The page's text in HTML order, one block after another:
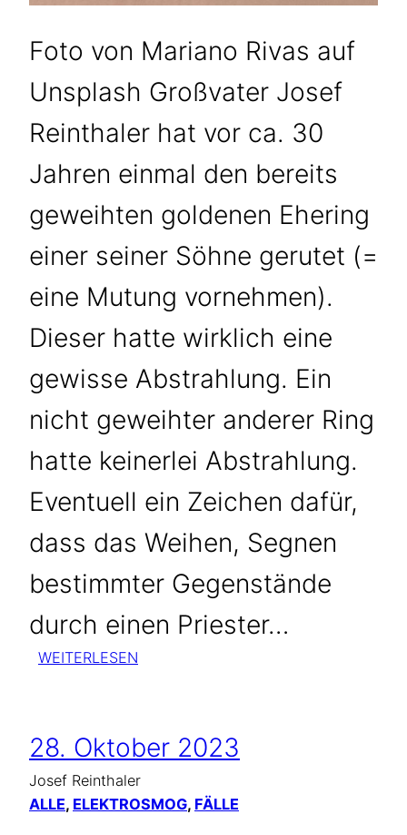
Foto von Mariano Rivas auf
Unsplash Großvater Josef
Reinthaler hat vor ca. 30
Jahren einmal den bereits
geweihten goldenen Ehering
einer seiner Söhne gerutet (=
eine Mutung vornehmen).
Dieser hatte wirklich eine
gewisse Abstrahlung. Ein
nicht geweihter anderer Ring
hatte keinerlei Abstrahlung.
Eventuell ein Zeichen dafür,
dass das Weihen, Segnen
bestimmter Gegenstände
durch einen Priester…
WEITERLESEN
28. Oktober 2023
Josef Reinthaler
ALLE, ELEKTROSMOG, FÄLLE